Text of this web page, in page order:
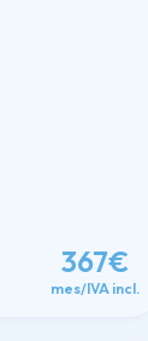
367€
mes/IVA incl.